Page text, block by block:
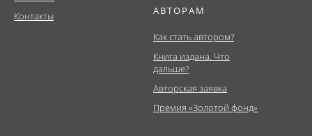
Контакты
АВТОРАМ
Как стать автором?
Книга издана. Что
дальше?
Авторская заявка
Премия «Золотой фонд»